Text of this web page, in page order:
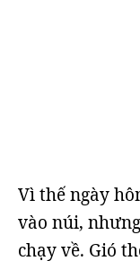
Vì thế ngày
vào núi,
chạy về. Gió